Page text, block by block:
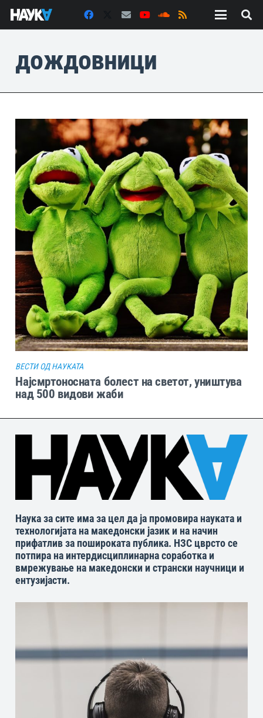
дождовници
ВЕСТИ ОД НАУКАТА
Најсмртоносната болест на светот, уништува
над 500 видови жаби
Наука за сите има за цел да ја промовира науката и
технологијата на македонски јазик и на начин
прифатлив за пошироката публика. НЗС цврсто се
потпира на интердисциплинарна соработка и
вмрежување на македонски и странски научници и
ентузијасти.